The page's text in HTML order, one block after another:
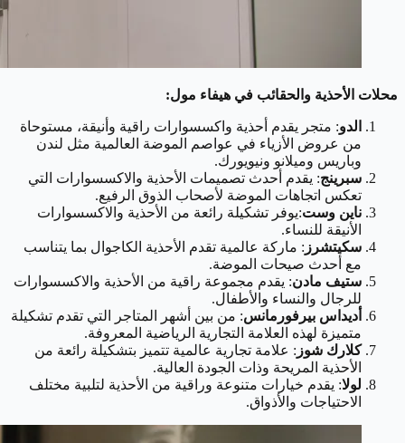
محلات الأحذية والحقائب في هيفاء مول:
الدو: متجر يقدم أحذية واكسسوارات راقية وأنيقة، مستوحاة
من عروض الأزياء في عواصم الموضة العالمية مثل لندن
وباريس وميلانو ونيويورك.
سبرينج: يقدم أحدث تصميمات الأحذية والاكسسوارات التي
تعكس اتجاهات الموضة لأصحاب الذوق الرفيع.
ناين وست:يوفر تشكيلة رائعة من الأحذية والاكسسوارات
الأنيقة للنساء.
سكيتشرز : ماركة عالمية تقدم الأحذية الكاجوال بما يتناسب
مع أحدث صيحات الموضة.
ستيف مادن: يقدم مجموعة راقية من الأحذية والاكسسوارات
للرجال والنساء والأطفال.
أديداس بيرفورمانس: من بين أشهر المتاجر التي تقدم تشكيلة
متميزة لهذه العلامة التجارية الرياضية المعروفة.
كلارك شوز : علامة تجارية عالمية تتميز بتشكيلة رائعة من
الأحذية المريحة وذات الجودة العالية.
لولا: يقدم خيارات متنوعة وراقية من الأحذية لتلبية مختلف
الاحتياجات والأذواق.